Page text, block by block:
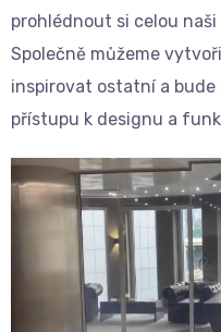
prohlédnout si celou
Společně můžeme
inspirovat ostatní a
přístupu k designu a